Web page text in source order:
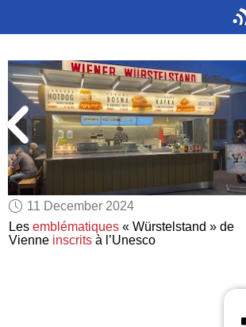
11 December 2024
Lesemblématiques « Würstelstand » de
Vienne inscrits à l’Unesco